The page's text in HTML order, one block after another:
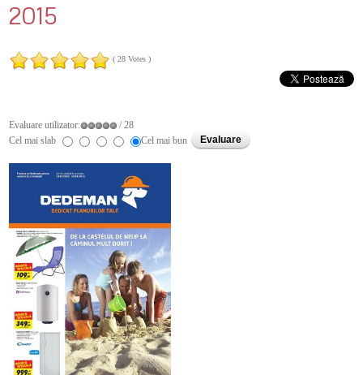
2015
( 28 Votes )
Evaluare utilizator:
/ 28
Cel mai slab
Cel mai bun